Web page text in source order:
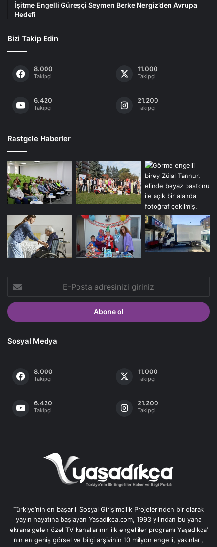
İşitme Engelli Güreşçi Seymen Berke Nergiz’den Avrupa
Hedefi
Bizi Takip Edin
8.000
Takipçi
11.000
Takipçi
6.420
Takipçi
21.200
Takipçi
Rastgele Haberler
Posta
adresinizi
giriniz
Sosyal Medya
8.000
Takipçi
11.000
Takipçi
6.420
Takipçi
21.200
Takipçi
Türkiye’nin en başarılı Sosyal Girişimcilik Projelerinden bir olarak
yayın hayatına başlayan Yasadikca.com, 1993 yılından bu yana
ekrana gelen özel TV kanallarının ilk engelliler programı Yaşadıkça’
nın en geniş görsel ve bilgi arşivinin 10 milyon engelli, yakınları,